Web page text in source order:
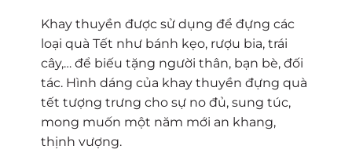
Khay thuyền được sử dụng để đựng các
loại quà Tết như bánh kẹo, rượu bia, trái
cây,… để biếu tặng người thân, bạn bè, đối
tác. Hình dáng của khay thuyền đựng quà
tết tượng trưng cho sự no đủ, sung túc,
mong muốn một năm mới an khang,
thịnh vượng.